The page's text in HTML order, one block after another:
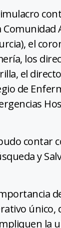
el
los
el
de
contar
y
único,
la